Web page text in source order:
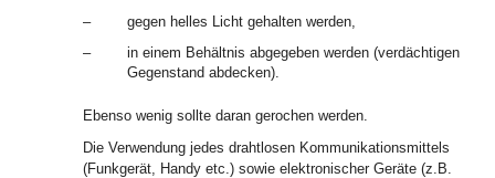
–
gegen helles Licht gehalten werden,
–
in einem Behältnis abgegeben werden (verdächtigen
Gegenstand abdecken).
Ebenso wenig sollte daran gerochen werden.
Die Verwendung jedes drahtlosen Kommunikationsmittels
(Funkgerät, Handy etc.) sowie elektronischer Geräte (z.B.